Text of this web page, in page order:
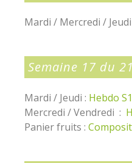
Mardi / Mercredi /
Semaine 17 du
Mardi / Jeudi : Hebdo
Mercredi / Vendredi :
Panier fruits :